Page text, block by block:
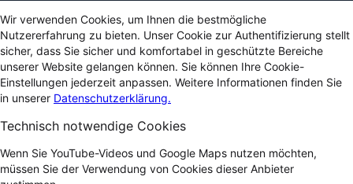
Wir verwenden Cookies, um Ihnen die bestmögliche
Nutzererfahrung zu bieten. Unser Cookie zur Authentifizierung stellt
sicher, dass Sie sicher und komfortabel in geschützte Bereiche
unserer Website gelangen können. Sie können Ihre Cookie-
Einstellungen jederzeit anpassen. Weitere Informationen finden Sie
in unserer Datenschutzerklärung.
Technisch notwendige Cookies
Wenn Sie YouTube-Videos und Google Maps nutzen möchten,
müssen Sie der Verwendung von Cookies dieser Anbieter